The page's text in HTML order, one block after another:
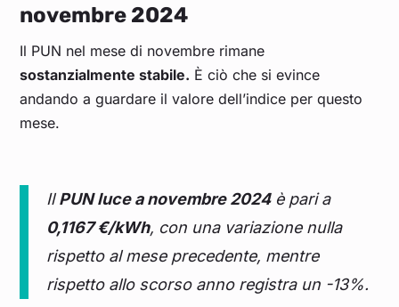
novembre 2024
Il PUN nel mese di novembre rimane
sostanzialmente stabile. È ciò che si evince
andando a guardare il valore dell’indice per questo
mese.
IlPUN luce a novembre 2024è pari a
0,1167 €/kWh, con una variazione nulla
rispetto al mese precedente, mentre
rispetto allo scorso anno registra un -13%.